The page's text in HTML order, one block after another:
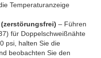
Temperaturanzeige
– Führen
für Doppelschweißnähte
psi, halten Sie die
beobachten Sie den